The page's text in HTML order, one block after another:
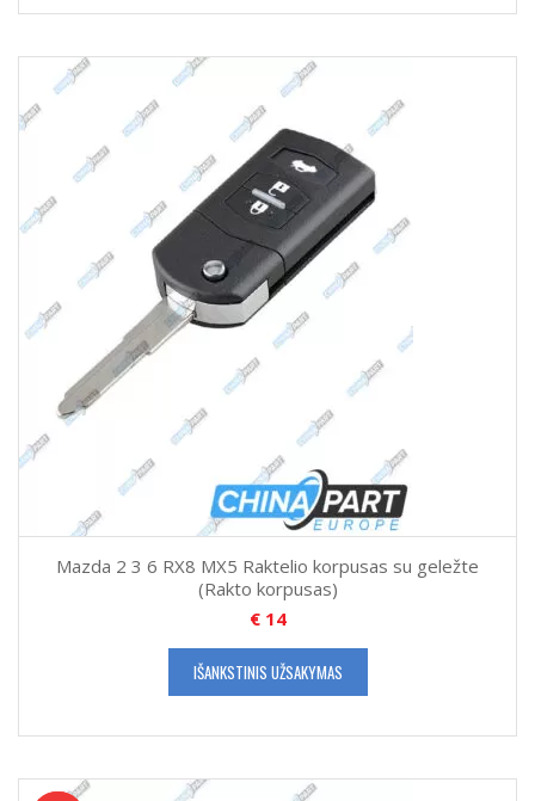
Mazda 2 3 6 RX8 MX5 Raktelio korpusas su geležte
(Rakto korpusas)
€14
IŠANKSTINIS UŽSAKYMAS